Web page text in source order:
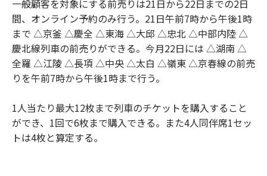
一般顧客を対象にする前売りは21日から22日までの2日
間、オンライン予約のみ行う。21日午前7時から午後1時
まで △京釜 △慶全 △東海 △大邱 △忠北 △中部内陸 △
慶北線列車の前売りができる。今月22日には △湖南 △
全羅 △江陵 △長項 △中央 △太白 △嶺東 △京春線の前売
りを午前7時から午後1時まで行う。
1人当たり最大12枚まで列車のチケットを購入すること
ができ、1回で6枚まで購入できる。また4人同伴席1セッ
トは4枚と算定する。